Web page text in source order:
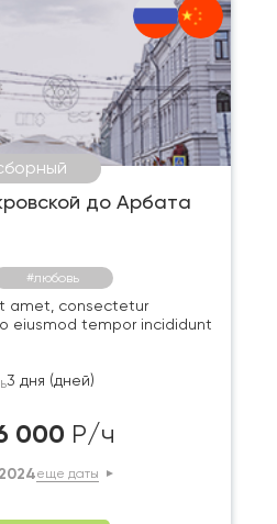
до Арбата
#любовь
amet, consectetur
eiusmod tempor incididunt
3 дня (дней)
000 Р/ч
еще даты